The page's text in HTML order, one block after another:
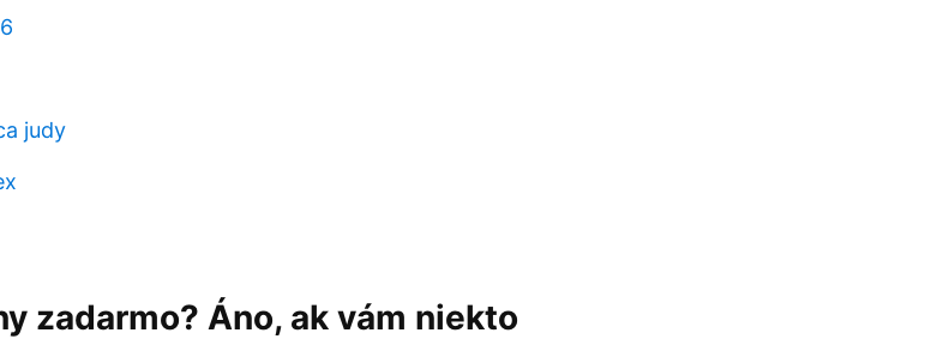
judy
zadarmo? Áno, ak vám niekto